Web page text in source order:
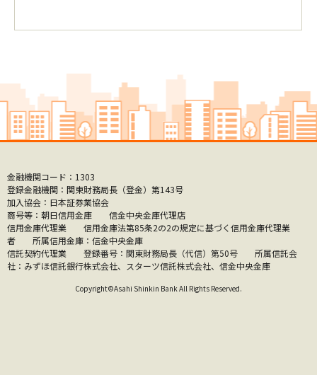
金融機関コード：1303
登録金融機関：関東財務局長（登金）第143号
加入協会：日本証券業協会
商号等：朝日信用金庫 信金中央金庫代理店
信用金庫代理業 信用金庫法第85条2の2の規定に基づく信用金庫代理業
者 所属信用金庫：信金中央金庫
信託契約代理業 登録番号：関東財務局長（代信）第50号 所属信託会
社：みずほ信託銀行株式会社、スターツ信託株式会社、信金中央金庫
Copyright©Asahi Shinkin Bank All Rights Reserved.